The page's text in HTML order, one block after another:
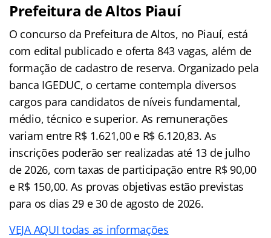
Prefeitura de Altos Piauí
O concurso da Prefeitura de Altos, no Piauí, está
com edital publicado e oferta 843 vagas, além de
formação de cadastro de reserva. Organizado pela
banca IGEDUC, o certame contempla diversos
cargos para candidatos de níveis fundamental,
médio, técnico e superior. As remunerações
variam entre R$ 1.621,00 e R$ 6.120,83. As
inscrições poderão ser realizadas até 13 de julho
de 2026, com taxas de participação entre R$ 90,00
e R$ 150,00. As provas objetivas estão previstas
para os dias 29 e 30 de agosto de 2026.
VEJA AQUI todas as informações